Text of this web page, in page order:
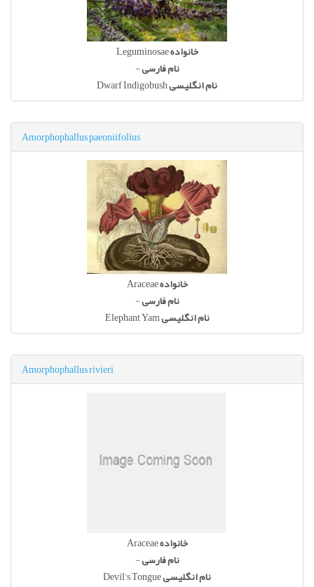
خانوادهLeguminosae
نام فارسی-
نام انگلیسیDwarf Indigobush
Amorphophallus paeoniifolius
خانوادهAraceae
نام فارسی-
نام انگلیسیElephant Yam
Amorphophallus rivieri
خانوادهAraceae
نام فارسی-
نام انگلیسیDevil's Tongue